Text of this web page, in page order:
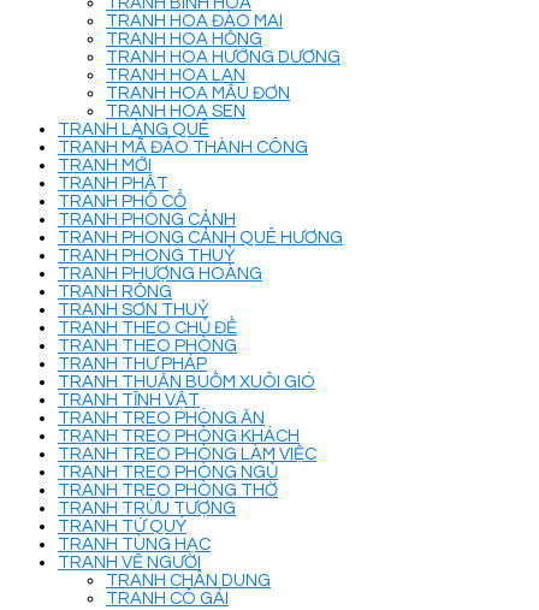
TRANH HOA ĐÀO MAI
TRANH HOA HỒNG
TRANH HOA HƯỚNG DƯƠNG
TRANH HOA LAN
TRANH HOA MẪU ĐƠN
TRANH HOA SEN
TRANH LÀNG QUÊ
TRANH MÃ ĐÁO THÀNH CÔNG
TRANH MỚI
TRANH PHẬT
TRANH PHỐ CỔ
TRANH PHONG CẢNH
TRANH PHONG CẢNH QUÊ HƯƠNG
TRANH PHONG THUỶ
TRANH PHƯỢNG HOÀNG
TRANH RỒNG
TRANH SƠN THUỶ
TRANH THEO CHỦ ĐỀ
TRANH THEO PHÒNG
TRANH THƯ PHÁP
TRANH THUẬN BUỒM XUÔI GIÓ
TRANH TĨNH VẬT
TRANH TREO PHÒNG ĂN
TRANH TREO PHÒNG KHÁCH
TRANH TREO PHÒNG LÀM VIỆC
TRANH TREO PHÒNG NGỦ
TRANH TREO PHÒNG THỜ
TRANH TRỪU TƯỢNG
TRANH TỨ QUÝ
TRANH TÙNG HẠC
TRANH VẼ NGƯỜI
TRANH CHÂN DUNG
TRANH CÔ GÁI